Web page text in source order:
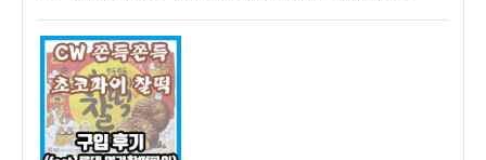
쓴
이
성
일
자
청